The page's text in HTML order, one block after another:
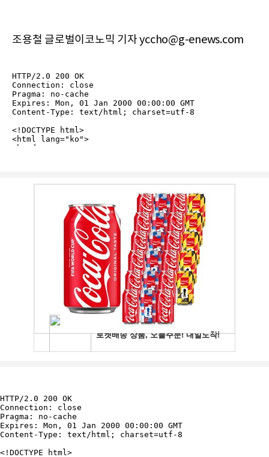
조용철 글로벌이코노믹 기자 yccho@g-enews.com